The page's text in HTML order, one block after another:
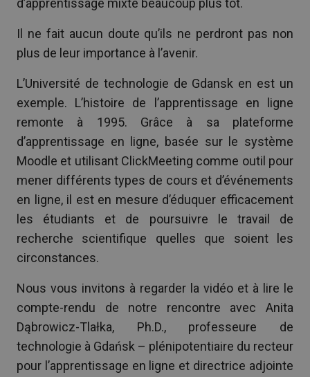
d’apprentissage mixte beaucoup plus tôt.
Il ne fait aucun doute qu’ils ne perdront pas non
plus de leur importance à l’avenir.
L’Université de technologie de Gdansk en est un
exemple. L’histoire de l’apprentissage en ligne
remonte à 1995. Grâce à sa plateforme
d’apprentissage en ligne, basée sur le système
Moodle et utilisant ClickMeeting comme outil pour
mener différents types de cours et d’événements
en ligne, il est en mesure d’éduquer efficacement
les étudiants et de poursuivre le travail de
recherche scientifique quelles que soient les
circonstances.
Nous vous invitons à regarder la vidéo et à lire le
compte-rendu de notre rencontre avec Anita
Dąbrowicz-Tlałka, Ph.D., professeure de
technologie à Gdańsk – plénipotentiaire du recteur
pour l’apprentissage en ligne et directrice adjointe